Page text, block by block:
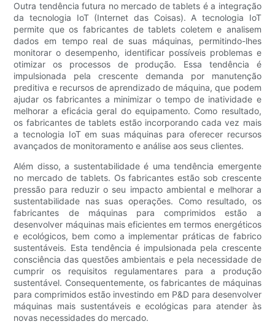
Outra tendência futura no mercado de tablets é a integração
da tecnologia IoT (Internet das Coisas). A tecnologia IoT
permite que os fabricantes de tablets coletem e analisem
dados em tempo real de suas máquinas, permitindo-lhes
monitorar o desempenho, identificar possíveis problemas e
otimizar os processos de produção. Essa tendência é
impulsionada pela crescente demanda por manutenção
preditiva e recursos de aprendizado de máquina, que podem
ajudar os fabricantes a minimizar o tempo de inatividade e
melhorar a eficácia geral do equipamento. Como resultado,
os fabricantes de tablets estão incorporando cada vez mais
a tecnologia IoT em suas máquinas para oferecer recursos
avançados de monitoramento e análise aos seus clientes.
Além disso, a sustentabilidade é uma tendência emergente
no mercado de tablets. Os fabricantes estão sob crescente
pressão para reduzir o seu impacto ambiental e melhorar a
sustentabilidade nas suas operações. Como resultado, os
fabricantes de máquinas para comprimidos estão a
desenvolver máquinas mais eficientes em termos energéticos
e ecológicos, bem como a implementar práticas de fabrico
sustentáveis. Esta tendência é impulsionada pela crescente
consciência das questões ambientais e pela necessidade de
cumprir os requisitos regulamentares para a produção
sustentável. Consequentemente, os fabricantes de máquinas
para comprimidos estão investindo em P&D para desenvolver
máquinas mais sustentáveis ​​e ecológicas para atender às
novas necessidades do mercado.